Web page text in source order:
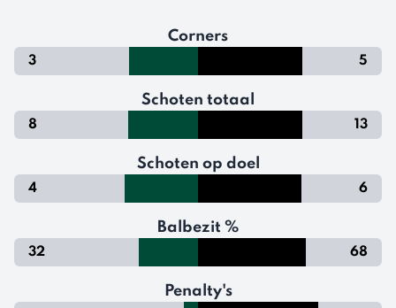
Corners
3 5
Schoten totaal
8 13
Schoten op doel
4 6
Balbezit %
32 68
Penalty's